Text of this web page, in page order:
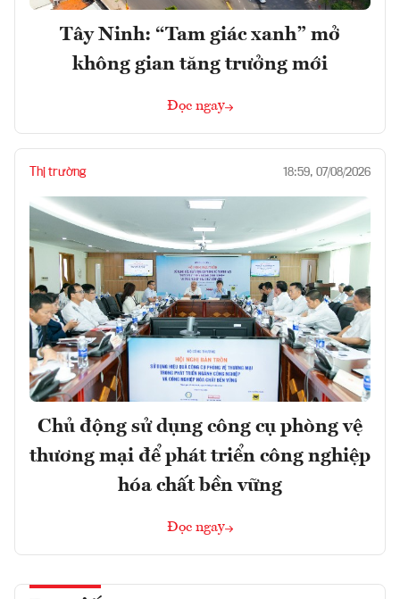
Tây Ninh: “Tam giác xanh” mở
không gian tăng trưởng mới
Đọc ngay
Thị trường 18:59, 07/08/2026
Chủ động sử dụng công cụ phòng vệ
thương mại để phát triển công nghiệp
hóa chất bền vững
Đọc ngay